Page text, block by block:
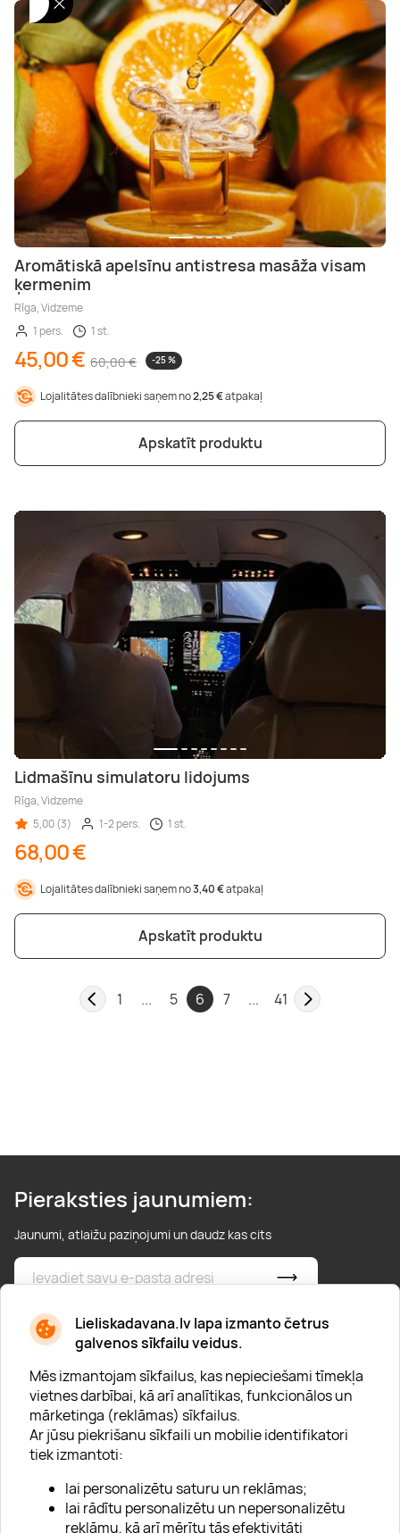
Lieliskadavana.lv lapa izmanto četrus
galvenos sīkfailu veidus.
Mēs izmantojam sīkfailus, kas nepieciešami tīmekļa
vietnes darbībai, kā arī analītikas, funkcionālos un
mārketinga (reklāmas) sīkfailus.
Ar jūsu piekrišanu sīkfaili un mobilie identifikatori
tiek izmantoti:
lai personalizētu saturu un reklāmas;
lai rādītu personalizētu un nepersonalizētu
reklāmu, kā arī mērītu tās efektivitāti
Aromātiskā apelsīnu antistresa masāža visam
ķermenim
Rīga, Vidzeme
1 pers.
1 st.
45,00 € 60,00 € -25 %
Lojalitātes dalībnieki saņem no2,25 €atpakaļ
Apskatīt produktu
Lidmašīnu simulatoru lidojums
Rīga, Vidzeme
5,00 (3)
1-2 pers. 1 st.
68,00 €
Lojalitātes dalībnieki saņem no3,40 €atpakaļ
Apskatīt produktu
1 ... 5 6 7 ... 41
Pieraksties jaunumiem:
Jaunumi, atlaižu paziņojumi un daudz kas cits
* Esmu iepazinies/usies ar privātuma politiku
Par "Lieliska dāvana"